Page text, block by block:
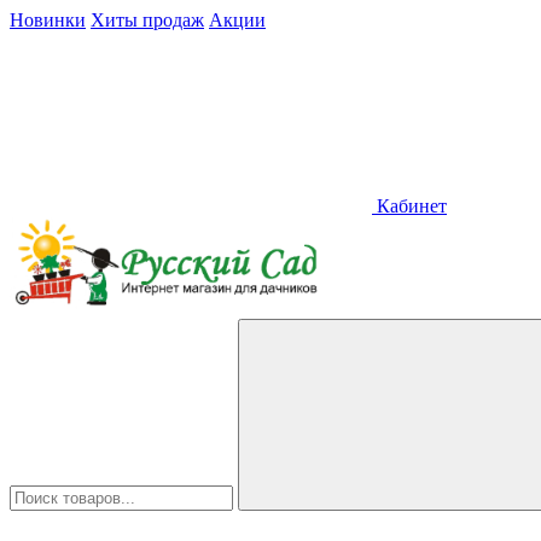
Новинки Хиты продаж Акции
Кабинет